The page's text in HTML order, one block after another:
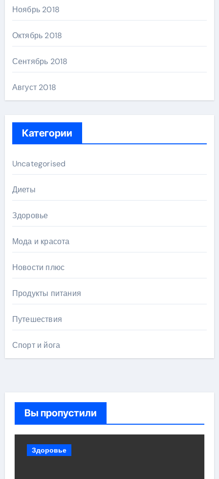
Ноябрь 2018
Октябрь 2018
Сентябрь 2018
Август 2018
Категории
Uncategorised
Диеты
Здоровье
Мода и красота
Новости плюс
Продукты питания
Путешествия
Спорт и йога
Вы пропустили
Здоровье